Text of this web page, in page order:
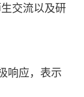
交流以及研
响应，表示